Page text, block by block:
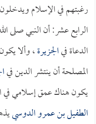
رغبتهم في الإسلام
الرابع عشر: أن النبي صلى
الدعاة فيالجزيرة، وألا
المصلحة أن ينتشر الدين في
يكون هناك عمق إسلامي في
الطفيل بن عمرو الدوسي